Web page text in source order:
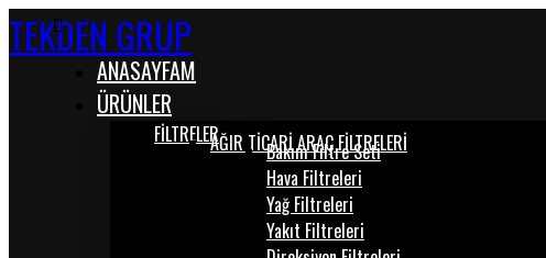
TEKDEN GRUP
ANASAYFAM
ÜRÜNLER
FİLTRELERAĞIR TİCARİ ARAÇ FİLTRELERİ
Bakım Filtre Seti
Hava Filtreleri
Yağ Filtreleri
Yakıt Filtreleri